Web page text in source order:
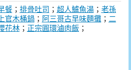
餐； 排骨吐司 ； 超人鱸魚湯； 老孫
上官木桶鍋； 阿三哥古早味麵攤； 二
花林； 正宗圓環滷肉飯 ；